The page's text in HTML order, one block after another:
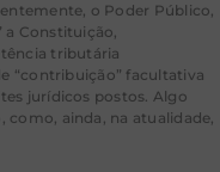
o Poder Público,
a Constituição,
tributária
“contribuição” facultativa
jurídicos postos. Algo
como, ainda, na atualidade,